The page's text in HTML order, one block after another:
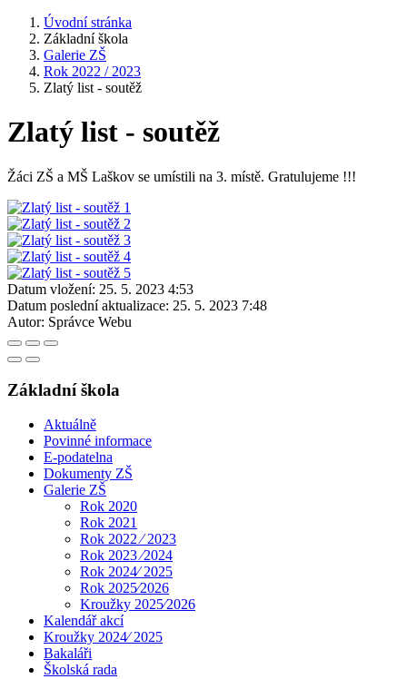
Úvodní stránka
Základní škola
Galerie ZŠ
Rok 2022 / 2023
Zlatý list - soutěž
Zlatý list - soutěž
Žáci ZŠ a MŠ Laškov se umístili na 3. místě. Gratulujeme !!!
Datum vložení: 25. 5. 2023 4:53
Datum poslední aktualizace: 25. 5. 2023 7:48
Autor: Správce Webu
Základní škola
Aktuálně
Povinné informace
E-podatelna
Dokumenty ZŠ
Galerie ZŠ
Rok 2020
Rok 2021
Rok 2022 ⁄ 2023
Rok 2023 ⁄2024
Rok 2024⁄ 2025
Rok 2025⁄2026
Kroužky 2025⁄2026
Kalendář akcí
Kroužky 2024⁄ 2025
Bakaláři
Školská rada